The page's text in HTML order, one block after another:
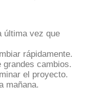
última vez que
rápidamente.
grandes cambios.
el proyecto.
mañana.